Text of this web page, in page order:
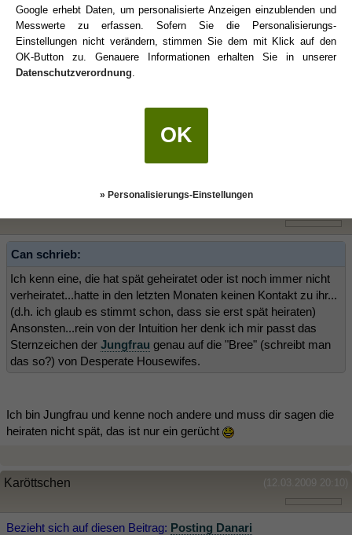
LG
(01.02.2009 22:14)
Seraphin
Can schrieb:
Ich kenn eine, die hat spät geheiratet oder ist noch immer nicht
verheiratet...hatte in den letzten Monaten keinen Kontakt zu ihr...
(d.h. ich glaub es stimmt schon, dass sie erst spät heiraten)
Ansonsten...rein von der Intuition her denk ich mir passt das
Sternzeichen der Jungfrau genau auf die "Bree" (schreibt man
das so?) von Desperate Housewifes.
Ich bin Jungfrau und kenne noch andere und muss dir sagen die
heiraten nicht spät, das ist nur ein gerücht
(12.03.2009 20:10)
Karöttschen
Bezieht sich auf diesen Beitrag: Posting Danari
Google erhebt Daten, um personalisierte Anzeigen einzublenden und
Messwerte zu erfassen. Sofern Sie die Personalisierungs-
Einstellungen nicht verändern, stimmen Sie dem mit Klick auf den
OK-Button zu. Genauere Informationen erhalten Sie in unserer
Datenschutzverordnung.
OK
» Personalisierungs-Einstellungen